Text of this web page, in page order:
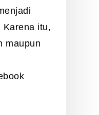
Karena itu,
maupun